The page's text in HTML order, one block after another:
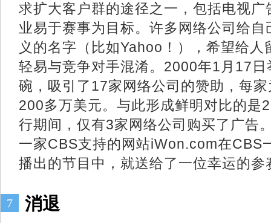
求扩大客户群的途径之一，包括电视
业易于赛事为目标。许多网络公司给
义的名字（比如Yahoo！），希望给
轻易与竞争对手混淆。2000年1月17
碗，吸引了17家网络公司的赞助，每
200多万美元。与此形成鲜明对比的是
行期间，仅有3家网络公司购买了广告
一家CBS支持的网站iWon.com在CBS
播出的节目中，就送给了一位幸运的
7 消退